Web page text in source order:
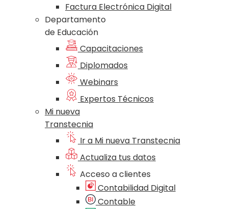
Factura Electrónica Digital
Departamento
de Educación
Capacitaciones
Diplomados
Webinars
Expertos Técnicos
Mi nueva
Transtecnia
Ir a Mi nueva Transtecnia
Actualiza tus datos
Acceso a clientes
Contabilidad Digital
Contable